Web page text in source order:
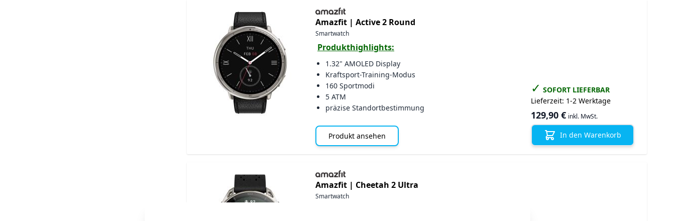
Amazfit | Active 2 Round
Smartwatch
Produkthighlights:
1.32" AMOLED Display
Kraftsport-Training-Modus
160 Sportmodi
5 ATM
präzise Standortbestimmung
Produkt ansehen
✓ SOFORT LIEFERBAR
Lieferzeit: 1-2 Werktage
129,90 € inkl. MwSt.
In den Warenkorb
Amazfit | Cheetah 2 Ultra
Smartwatch